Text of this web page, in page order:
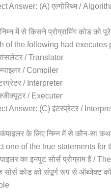
Answer: (A) एल्गोरिथ्म /
में से किसने प्रोग्रामिंग कोड को
of the following had executes
/ Translator
/ Compiler
/ Interpreter
/ Executer
Answer: (C) इंटरप्रेटर /
के लिए निम्न में से कौन-सा
one of the true statements for
का इनपुट सोर्स प्रोग्राम है /
सोर्स कोड को संपूर्ण रूप से ऑब्जेक्ट